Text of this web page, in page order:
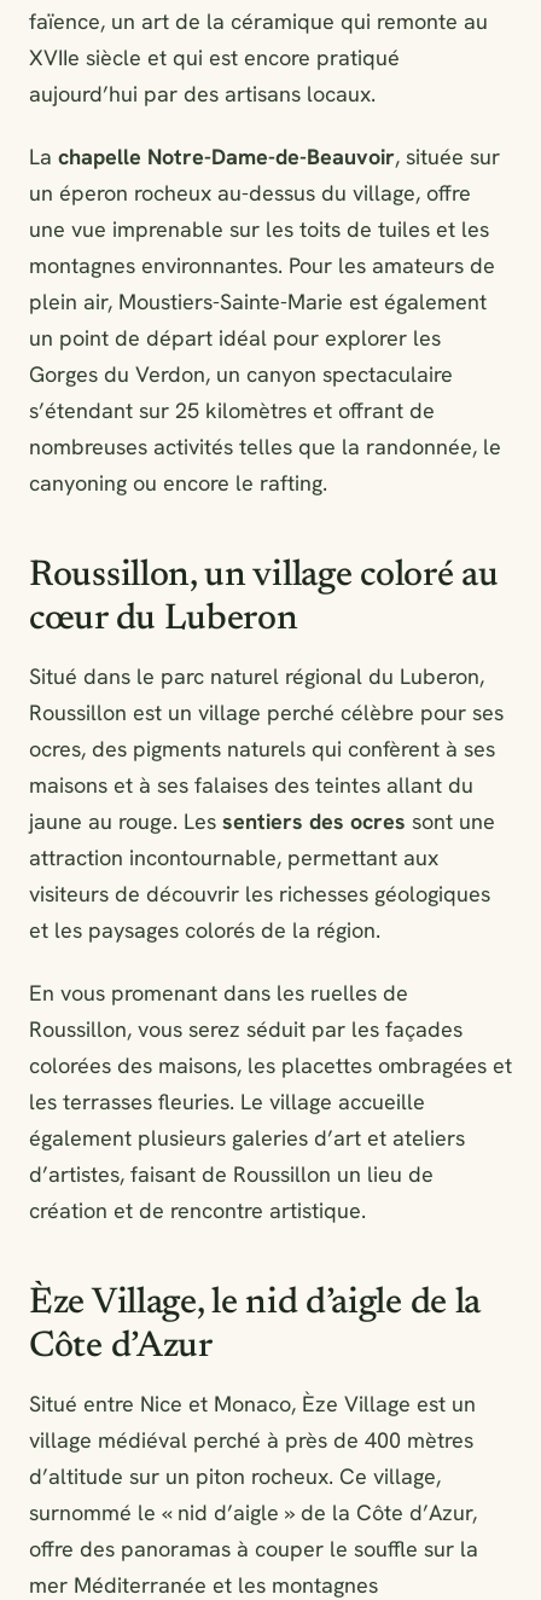
faïence, un art de la céramique qui remonte au
XVIIe siècle et qui est encore pratiqué
aujourd’hui par des artisans locaux.
La chapelle Notre-Dame-de-Beauvoir, située sur
un éperon rocheux au-dessus du village, offre
une vue imprenable sur les toits de tuiles et les
montagnes environnantes. Pour les amateurs de
plein air, Moustiers-Sainte-Marie est également
un point de départ idéal pour explorer les
Gorges du Verdon, un canyon spectaculaire
s’étendant sur 25 kilomètres et offrant de
nombreuses activités telles que la randonnée, le
canyoning ou encore le rafting.
Roussillon, un village coloré au
cœur du Luberon
Situé dans le parc naturel régional du Luberon,
Roussillon est un village perché célèbre pour ses
ocres, des pigments naturels qui confèrent à ses
maisons et à ses falaises des teintes allant du
jaune au rouge. Les sentiers des ocres sont une
attraction incontournable, permettant aux
visiteurs de découvrir les richesses géologiques
et les paysages colorés de la région.
En vous promenant dans les ruelles de
Roussillon, vous serez séduit par les façades
colorées des maisons, les placettes ombragées et
les terrasses fleuries. Le village accueille
également plusieurs galeries d’art et ateliers
d’artistes, faisant de Roussillon un lieu de
création et de rencontre artistique.
Èze Village, le nid d’aigle de la
Côte d’Azur
Situé entre Nice et Monaco, Èze Village est un
village médiéval perché à près de 400 mètres
d’altitude sur un piton rocheux. Ce village,
surnommé le « nid d’aigle » de la Côte d’Azur,
offre des panoramas à couper le souffle sur la
mer Méditerranée et les montagnes